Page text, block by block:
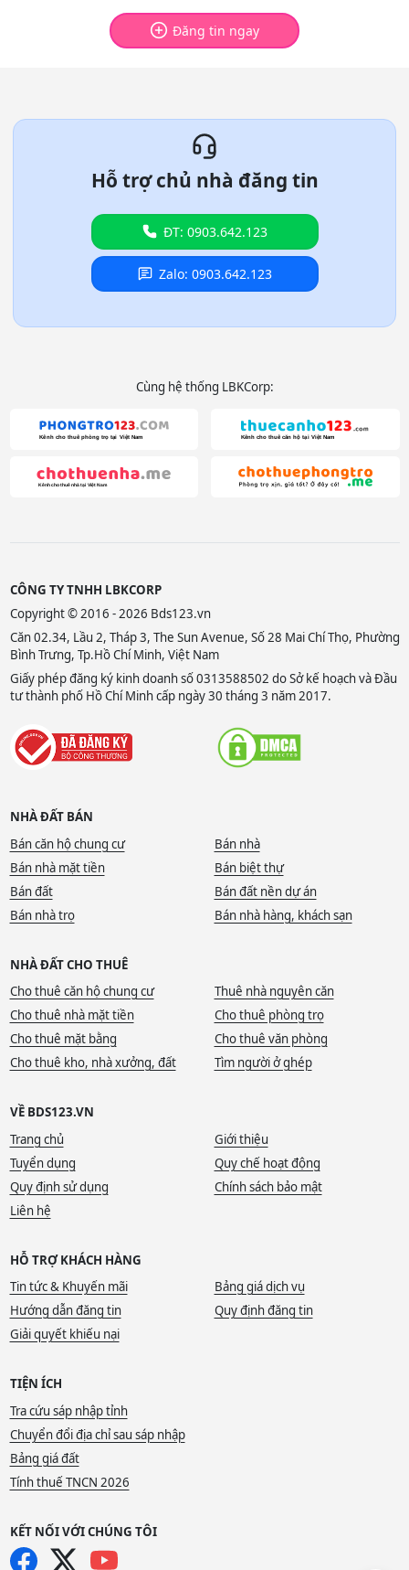
Đăng tin ngay
Hỗ trợ chủ nhà đăng tin
ĐT: 0903.642.123
Zalo: 0903.642.123
Cùng hệ thống LBKCorp:
CÔNG TY TNHH LBKCORP
Copyright © 2016 - 2026 Bds123.vn
Căn 02.34, Lầu 2, Tháp 3, The Sun Avenue, Số 28 Mai Chí Thọ, Phường
Bình Trưng, Tp.Hồ Chí Minh, Việt Nam
Giấy phép đăng ký kinh doanh số 0313588502 do Sở kế hoạch và Đầu
tư thành phố Hồ Chí Minh cấp ngày 30 tháng 3 năm 2017.
NHÀ ĐẤT BÁN
Bán căn hộ chung cư
Bán nhà
Bán nhà mặt tiền
Bán biệt thự
Bán đất
Bán đất nền dự án
Bán nhà trọ
Bán nhà hàng, khách sạn
NHÀ ĐẤT CHO THUÊ
Cho thuê căn hộ chung cư
Thuê nhà nguyên căn
Cho thuê nhà mặt tiền
Cho thuê phòng trọ
Cho thuê mặt bằng
Cho thuê văn phòng
Cho thuê kho, nhà xưởng, đất
Tìm người ở ghép
VỀ BDS123.VN
Trang chủ
Giới thiệu
Tuyển dụng
Quy chế hoạt động
Quy định sử dụng
Chính sách bảo mật
Liên hệ
HỖ TRỢ KHÁCH HÀNG
Tin tức & Khuyến mãi
Bảng giá dịch vụ
Hướng dẫn đăng tin
Quy định đăng tin
Giải quyết khiếu nại
TIỆN ÍCH
Tra cứu sáp nhập tỉnh
Chuyển đổi địa chỉ sau sáp nhập
Bảng giá đất
Tính thuế TNCN 2026
KẾT NỐI VỚI CHÚNG TÔI